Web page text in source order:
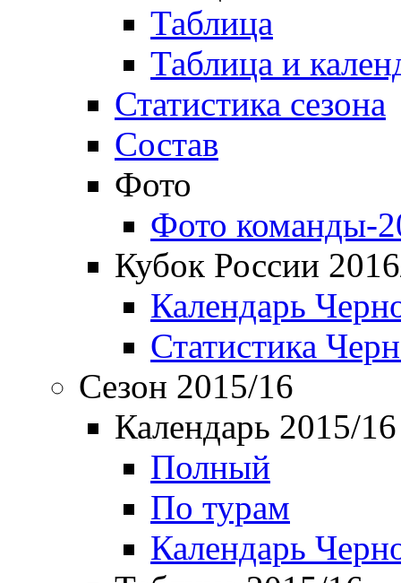
Таблица
Таблица и
Статистика сезона
Состав
Фото
Фото команды-
Кубок России
Календарь
Статистика
Сезон 2015/16
Календарь 2015/16
Полный
По турам
Календарь